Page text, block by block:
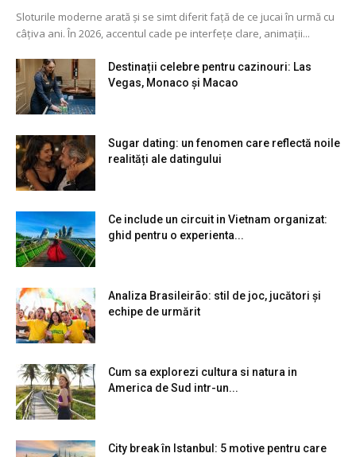
Sloturile moderne arată și se simt diferit față de ce jucai în urmă cu
câțiva ani. În 2026, accentul cade pe interfețe clare, animații...
Destinații celebre pentru cazinouri: Las
Vegas, Monaco și Macao
Sugar dating: un fenomen care reflectă noile
realități ale datingului
Ce include un circuit in Vietnam organizat:
ghid pentru o experienta...
Analiza Brasileirão: stil de joc, jucători și
echipe de urmărit
Cum sa explorezi cultura si natura in
America de Sud intr-un...
City break în Istanbul: 5 motive pentru care